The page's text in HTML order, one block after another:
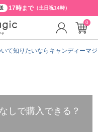
17時まで（土日祝14時）
て知りたいならキャンディーマ
しで購入できる？
0